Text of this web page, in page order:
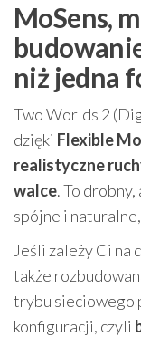
MoSens,
niż jedna
Two Worlds 2
dzięki Flexible
realistyczne
walce. To
spójne i
Jeśli zależy Ci na
także
trybu sieciowego
konfiguracji, czyli